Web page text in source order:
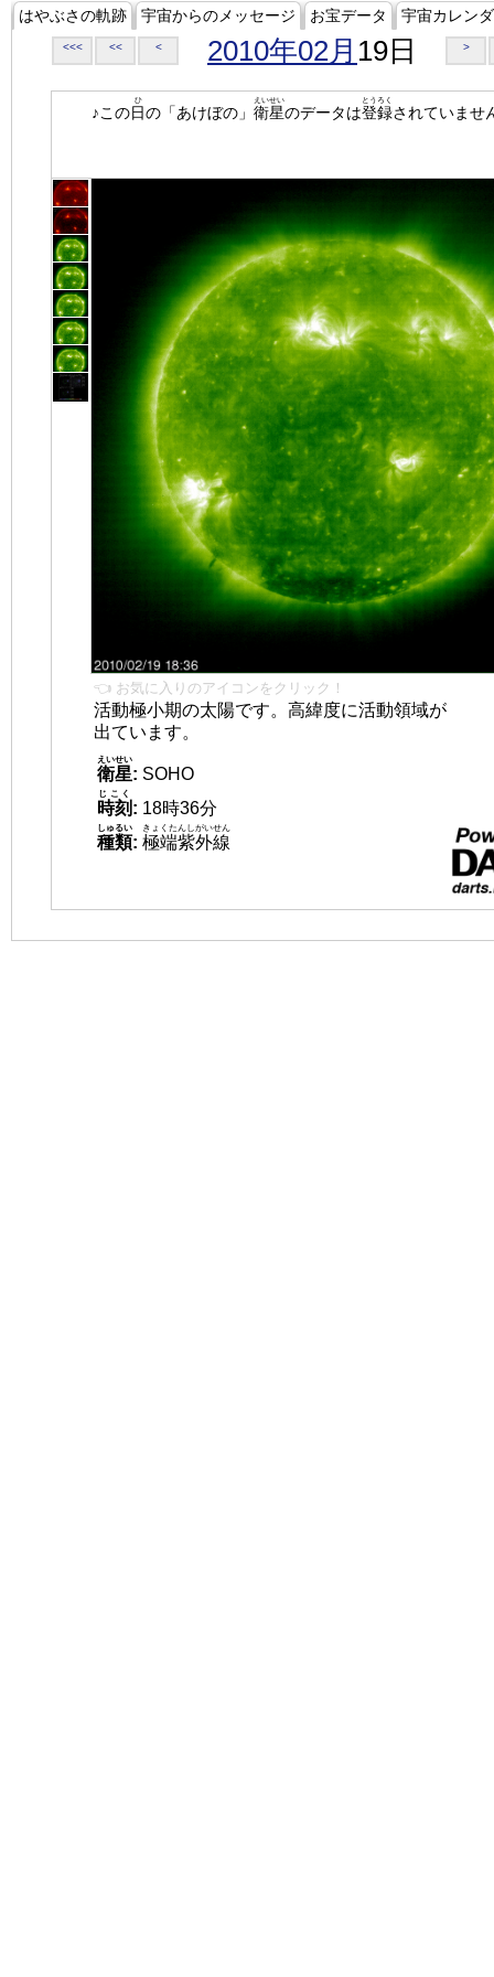
はやぶさの軌跡 宇宙からのメッセージ お宝データ 宇宙カレン
<<< << < 2010年02月 19日 >
♪この日
ひ
の「あけぼの」 衛星
えいせい
のデータは登録
とうろく
されていませ
👈 お気に入りのアイコンをクリック！
活動極小期の太陽です。高緯度に活動領域が
出ています。
衛星
えいせい
: SOHO
時刻
じこく
: 18時36分
種類
しゅるい
: 極端紫外線
きょくたんしがいせん